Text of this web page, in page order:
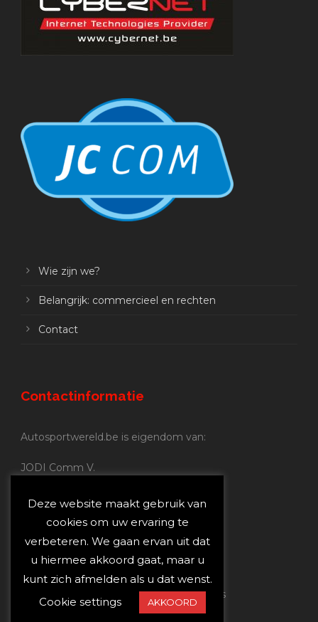
Wie zijn we?
Belangrijk: commercieel en rechten
Contact
Contactinformatie
Autosportwereld.be is eigendom van:
JODI Comm V.
Nijverheidsstraat 70
2160 Wommelgem
Autosportwereld.be:
Redactie:joost@autosportwereld.be
Verantwoordelijke uitgever: Joost Custers
Deze website maakt gebruik van
cookies om uw ervaring te
verbeteren. We gaan ervan uit dat
u hiermee akkoord gaat, maar u
kunt zich afmelden als u dat wenst.
Cookie settings
AKKOORD